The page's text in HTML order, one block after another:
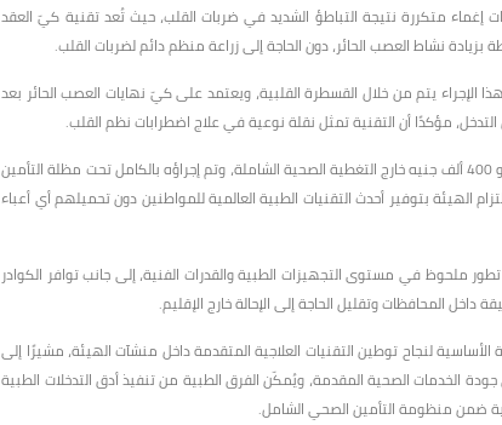
متكررة نتيجة التباطؤ الشديد في ضربات القلب، حيث تُعد تقنية كيّ العقد
بزيادة نشاط العصب الحائر، دون الحاجة إلى زراعة منظم دائم لضربات القلب.
الإجراء يتم من خلال القسطرة القلبية، ويعتمد على كيّ نهايات العصب الحائر بعد
مؤكدًا أن التقنية تمثل نقلة نوعية في علاج اضطرابات نظم القلب.
وأشار الدكتور أحمد السبكي إلى أن تكلفة هذا التدخل الطبي المتقدم تصل إلى نحو 400 ألف جنيه خارج التغطية الصحية الشاملة، وتم إجراؤه بالكامل تحت مظلة التأمين
شاملة الاقامة، في إطار التزام الهيئة بتوفير أحدث التقنيات الطبية العالمية للمواطنين دون تحميلهم أي أعباء
في مستوى التجهيزات الطبية والقدرات الفنية، إلى جانب توافر الكوادر
المحافظات وتقليل الحاجة إلى الإحالة خارج الإقليم.
لنجاح توطين التقنيات العلاجية المتقدمة داخل منشآت الهيئة، مشيرًا إلى
الخدمات الصحية المقدمة، ويُمكّن الفرق الطبية من تنفيذ أدق التدخلات الطبية
ضمن منظومة التأمين الصحي الشامل.